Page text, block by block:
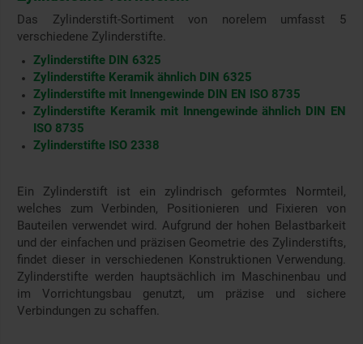
Das Zylinderstift-Sortiment von norelem umfasst 5
verschiedene Zylinderstifte.
Zylinderstifte DIN 6325
Zylinderstifte Keramik ähnlich DIN 6325
Zylinderstifte mit Innengewinde DIN EN ISO 8735
Zylinderstifte Keramik mit Innengewinde ähnlich DIN EN
ISO 8735
Zylinderstifte ISO 2338
Ein Zylinderstift ist ein zylindrisch geformtes Normteil,
welches zum Verbinden, Positionieren und Fixieren von
Bauteilen verwendet wird. Aufgrund der hohen Belastbarkeit
und der einfachen und präzisen Geometrie des Zylinderstifts,
findet dieser in verschiedenen Konstruktionen Verwendung.
Zylinderstifte werden hauptsächlich im Maschinenbau und
im Vorrichtungsbau genutzt, um präzise und sichere
Verbindungen zu schaffen.